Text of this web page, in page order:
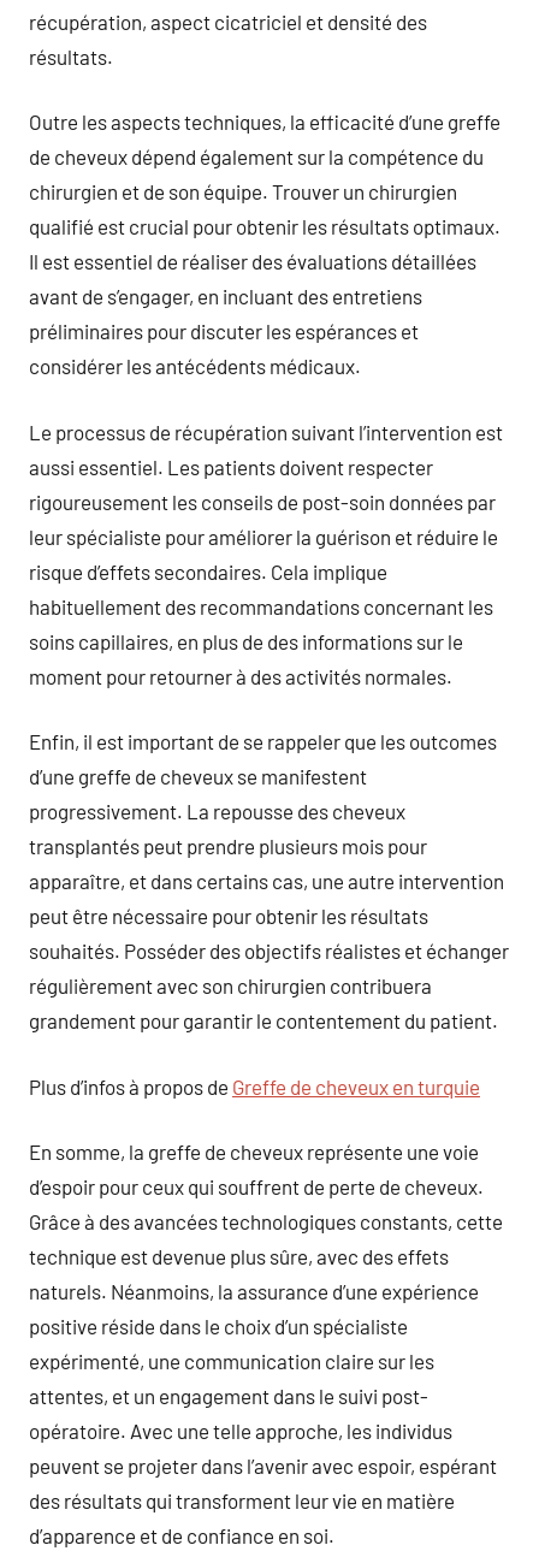
récupération, aspect cicatriciel et densité des
résultats.
Outre les aspects techniques, la efficacité d’une greffe
de cheveux dépend également sur la compétence du
chirurgien et de son équipe. Trouver un chirurgien
qualifié est crucial pour obtenir les résultats optimaux.
Il est essentiel de réaliser des évaluations détaillées
avant de s’engager, en incluant des entretiens
préliminaires pour discuter les espérances et
considérer les antécédents médicaux.
Le processus de récupération suivant l’intervention est
aussi essentiel. Les patients doivent respecter
rigoureusement les conseils de post-soin données par
leur spécialiste pour améliorer la guérison et réduire le
risque d’effets secondaires. Cela implique
habituellement des recommandations concernant les
soins capillaires, en plus de des informations sur le
moment pour retourner à des activités normales.
Enfin, il est important de se rappeler que les outcomes
d’une greffe de cheveux se manifestent
progressivement. La repousse des cheveux
transplantés peut prendre plusieurs mois pour
apparaître, et dans certains cas, une autre intervention
peut être nécessaire pour obtenir les résultats
souhaités. Posséder des objectifs réalistes et échanger
régulièrement avec son chirurgien contribuera
grandement pour garantir le contentement du patient.
Plus d’infos à propos de Greffe de cheveux en turquie
En somme, la greffe de cheveux représente une voie
d’espoir pour ceux qui souffrent de perte de cheveux.
Grâce à des avancées technologiques constants, cette
technique est devenue plus sûre, avec des effets
naturels. Néanmoins, la assurance d’une expérience
positive réside dans le choix d’un spécialiste
expérimenté, une communication claire sur les
attentes, et un engagement dans le suivi post-
opératoire. Avec une telle approche, les individus
peuvent se projeter dans l’avenir avec espoir, espérant
des résultats qui transforment leur vie en matière
d’apparence et de confiance en soi.